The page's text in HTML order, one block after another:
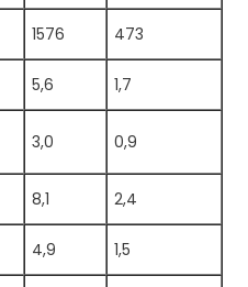
1576 473
5,6
1,7
3,0 0,9
8,1 2,4
4,9 1,5